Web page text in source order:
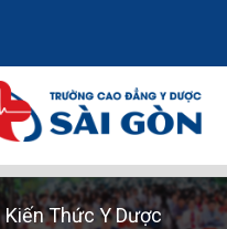
Kiến Thức Y Dược